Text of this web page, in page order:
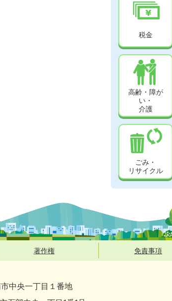
税金
高齢・障が
い・
介護
ごみ・
リサイクル
著作権 免責事項
中央一丁目１番地